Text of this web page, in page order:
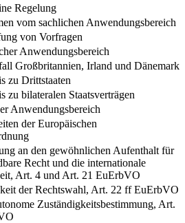
Regelung
vom sachlichen Anwendungsbereich
von Vorfragen
Anwendungsbereich
Großbritannien, Irland und Dänemark
zu Drittstaaten
zu bilateralen Staatsverträgen
Anwendungsbereich
der Europäischen
an den gewöhnlichen Aufenthalt für
Recht und die internationale
Art. 4 und Art. 21 EuErbVO
der Rechtswahl, Art. 22 ff EuErbVO
Zuständigkeitsbestimmung, Art.